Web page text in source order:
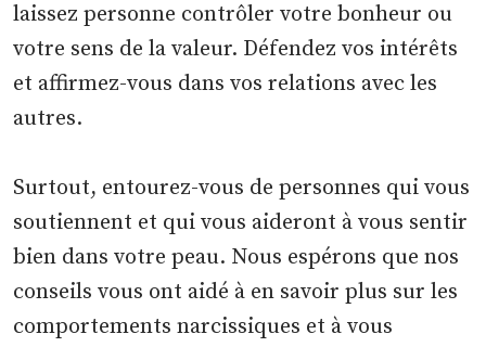
laissez personne contrôler votre bonheur ou
votre sens de la valeur. Défendez vos intérêts
et affirmez-vous dans vos relations avec les
autres.
Surtout, entourez-vous de personnes qui vous
soutiennent et qui vous aideront à vous sentir
bien dans votre peau. Nous espérons que nos
conseils vous ont aidé à en savoir plus sur les
comportements narcissiques et à vous